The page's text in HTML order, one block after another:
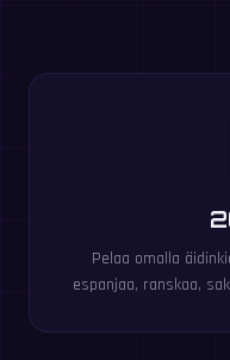
Pelaa omalla
espanjaa, ranskaa,